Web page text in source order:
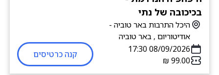
בכיכובה של נתי
היכל התרבות באר טוביה -
אודיטוריום , באר טוביה
08/09/2026 17:30
קנה כרטיסים